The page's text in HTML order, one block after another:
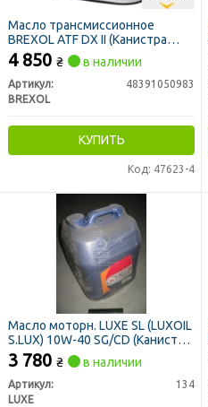
Масло трансмиссионное
BREXOL ATF DX II (Канистра
20л)
4 850 ₴ в наличии
Артикул:
48391050983
BREXOL
КУПИТЬ
Код: 47623-4
Масло моторн. LUXE SL (LUXOIL
S.LUX) 10W-40 SG/CD (Канистра
20л/16,4 кг)
3 780 ₴ в наличии
Артикул:
134
LUXE